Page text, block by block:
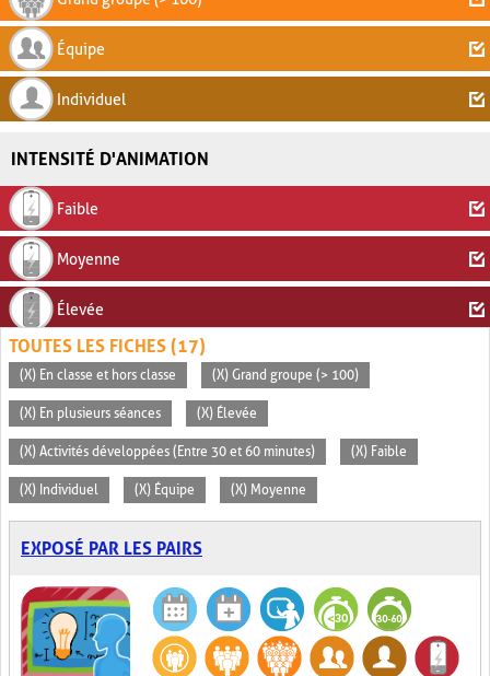
Équipe
Individuel
INTENSITÉ D'ANIMATION
Faible
Moyenne
Élevée
TOUTES LES FICHES (17)
(X) En classe et hors classe (X) Grand groupe (> 100)
(X) En plusieurs séances (X) Élevée
(X) Activités développées (Entre 30 et 60 minutes) (X) Faible
(X) Individuel (X) Équipe (X) Moyenne
EXPOSÉ PAR LES PAIRS